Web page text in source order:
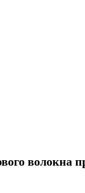
волокна